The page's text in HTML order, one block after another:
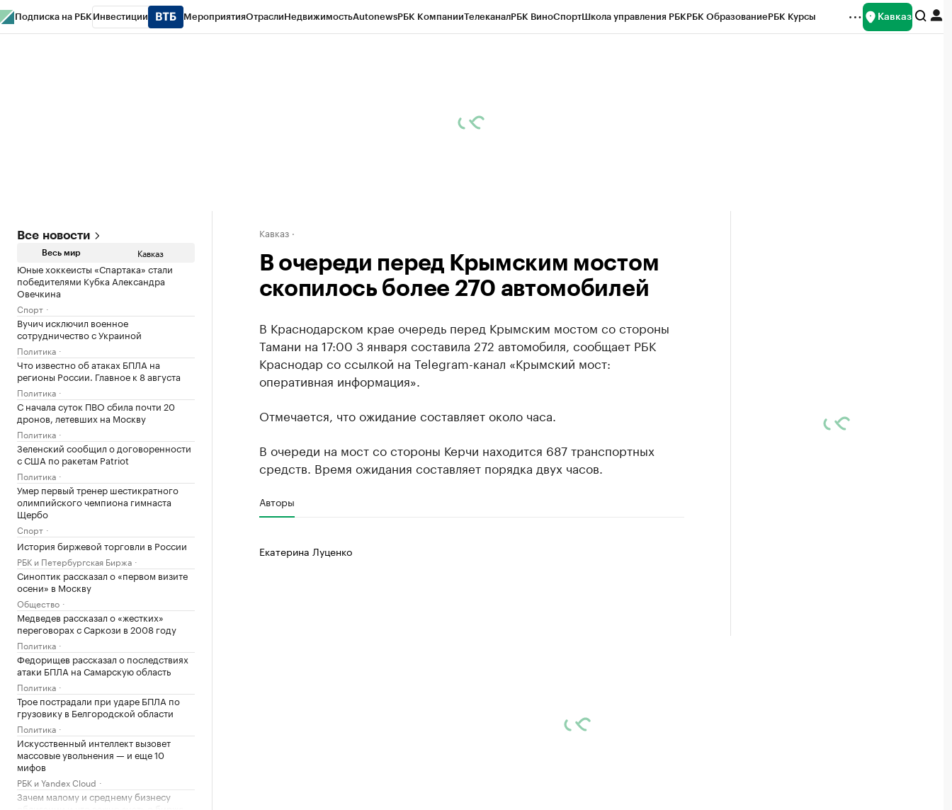
Подписка на РБК Инвестиции МероприятияОтраслиНедвижимостьAutonewsРБК КомпанииТелеканалРБК ВиноСпортШкола управления РБКРБК ОбразованиеРБК Курсы Кавказ
Все новости
Весь мир Кавказ
Юные хоккеисты «Спартака» стали
победителями Кубка Александра
Овечкина
Спорт
Вучич исключил военное
сотрудничество с Украиной
Политика
Что известно об атаках БПЛА на
регионы России. Главное к 8 августа
Политика
С начала суток ПВО сбила почти 20
дронов, летевших на Москву
Политика
Зеленский сообщил о договоренности
с США по ракетам Patriot
Политика
Умер первый тренер шестикратного
олимпийского чемпиона гимнаста
Щербо
Спорт
История биржевой торговли в России
РБК и Петербургская Биржа
Синоптик рассказал о «первом визите
осени» в Москву
Общество
Медведев рассказал о «жестких»
переговорах с Саркози в 2008 году
Политика
Федорищев рассказал о последствиях
атаки БПЛА на Самарскую область
Политика
Трое пострадали при ударе БПЛА по
грузовику в Белгородской области
Политика
Искусственный интеллект вызовет
массовые увольнения — и еще 10
мифов
РБК и Yandex Cloud
Зачем малому и среднему бизнесу
Кавказ
В очереди перед Крымским мостом
скопилось более 270 автомобилей
В Краснодарском крае очередь перед Крымским мостом со стороны
Тамани на 17:00 3 января составила 272 автомобиля, сообщает РБК
Краснодар со ссылкой на Telegram-канал «Крымский мост:
оперативная информация».
Отмечается, что ожидание составляет около часа.
В очереди на мост со стороны Керчи находится 687 транспортных
средств. Время ожидания составляет порядка двух часов.
Авторы
Екатерина Луценко